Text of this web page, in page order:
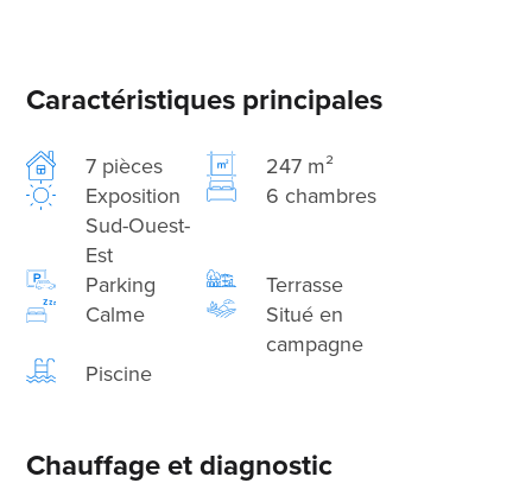
Caractéristiques principales
7 pièces
247 m²
Exposition
Sud-Ouest-
Est
6 chambres
Parking
Terrasse
Calme
Situé en
campagne
Piscine
Chauffage et diagnostic